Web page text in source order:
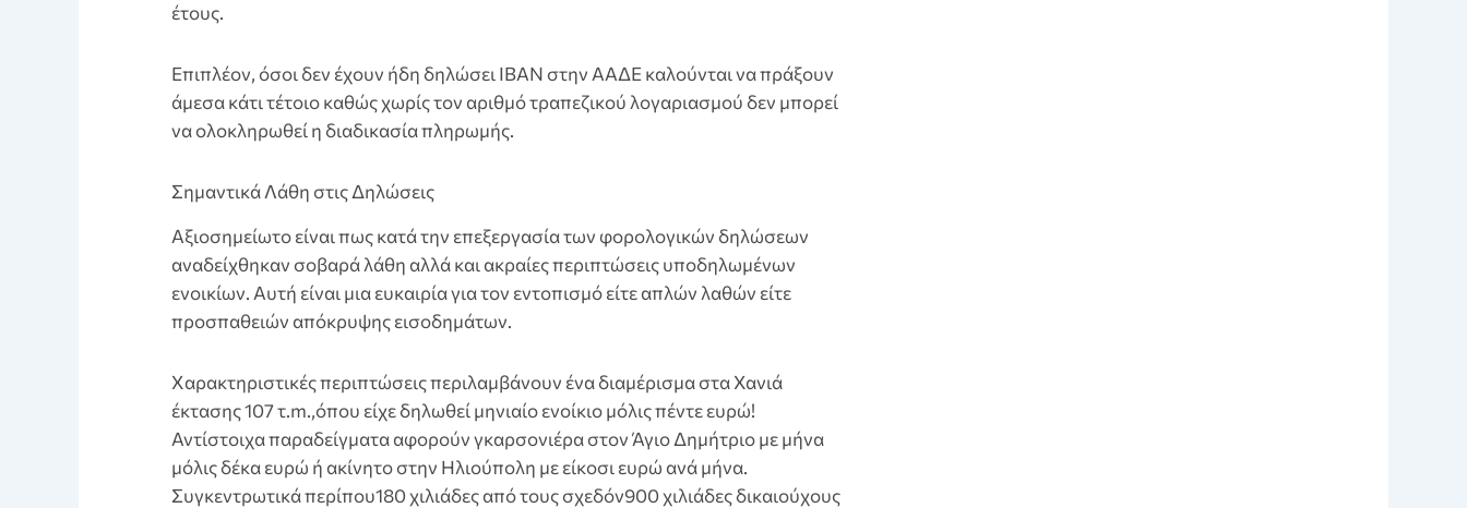
έτους.
Eπιπλέον, όσοι δεν έχουν ήδη δηλώσει ΙΒΑΝ στην ΑΑΔΕ καλούνται να πράξουν
άμεσα κάτι τέτοιο καθώς χωρίς τον αριθμό τραπεζικού λογαριασμού δεν μπορεί
να ολοκληρωθεί η διαδικασία πληρωμής.
Σημαντικά Λάθη στις Δηλώσεις
Aξιοσημείωτο είναι πως κατά την επεξεργασία των φορολογικών δηλώσεων
αναδείχθηκαν σοβαρά λάθη αλλά και ακραίες περιπτώσεις υποδηλωμένων
ενοικίων. Αυτή είναι μια ευκαιρία για τον εντοπισμό είτε απλών λαθών είτε
προσπαθειών απόκρυψης εισοδημάτων.
Xαρακτηριστικές περιπτώσεις περιλαμβάνουν ένα διαμέρισμα στα Χανιά
έκτασης 107 τ.m.,όπου είχε δηλωθεί μηνιαίο ενοίκιο μόλις πέντε ευρώ!
Αντίστοιχα παραδείγματα αφορούν γκαρσονιέρα στον Άγιο Δημήτριο με μήνα
μόλις δέκα ευρώ ή ακίνητο στην Ηλιούπολη με είκοσι ευρώ ανά μήνα.
Συγκεντρωτικά περίπου180 χιλιάδες από τους σχεδόν900 χιλιάδες δικαιούχους